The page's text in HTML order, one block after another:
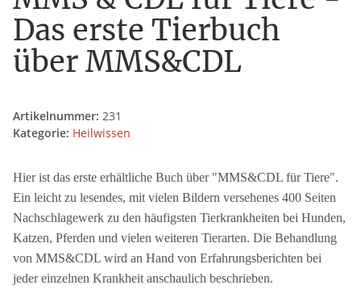
Das erste Tierbuch
über MMS&CDL
Artikelnummer: 231
Kategorie: Heilwissen
Hier ist das erste erhältliche Buch über "MMS&CDL für Tiere".
Ein leicht zu lesendes, mit vielen Bildern versehenes 400 Seiten
Nachschlagewerk zu den häufigsten Tierkrankheiten bei Hunden,
Katzen, Pferden und vielen weiteren Tierarten. Die Behandlung
von MMS&CDL wird an Hand von Erfahrungsberichten bei
jeder einzelnen Krankheit anschaulich beschrieben.